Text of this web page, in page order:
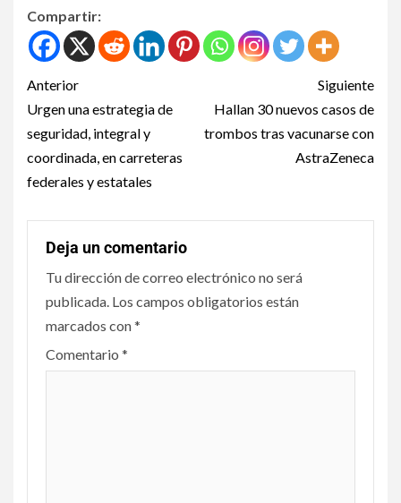
Compartir:
Anterior
Urgen una estrategia de
seguridad, integral y
coordinada, en carreteras
federales y estatales
Siguiente
Hallan 30 nuevos casos de
trombos tras vacunarse con
AstraZeneca
Deja un comentario
Tu dirección de correo electrónico no será
publicada. Los campos obligatorios están
marcados con*
Comentario *